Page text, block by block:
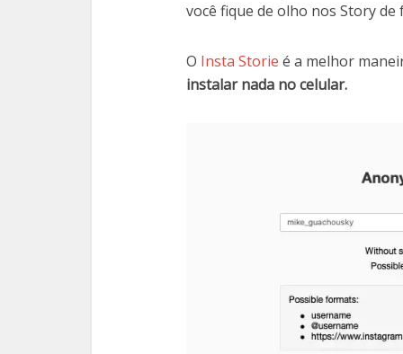
você fique de olho nos Story
O Insta Storie é a melhor
instalar nada no celular.